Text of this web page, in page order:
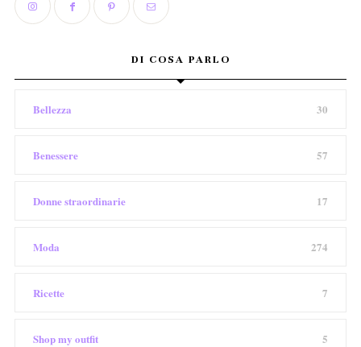
DI COSA PARLO
Bellezza 30
Benessere 57
Donne straordinarie 17
Moda 274
Ricette 7
Shop my outfit 5